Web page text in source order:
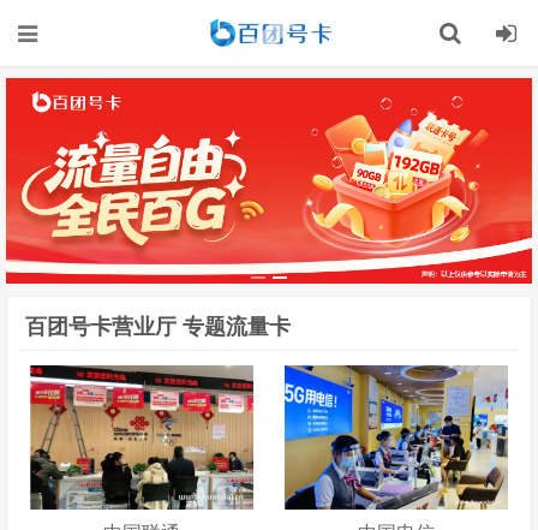
百团号卡营业厅 专题流量卡
忘记密码 ?